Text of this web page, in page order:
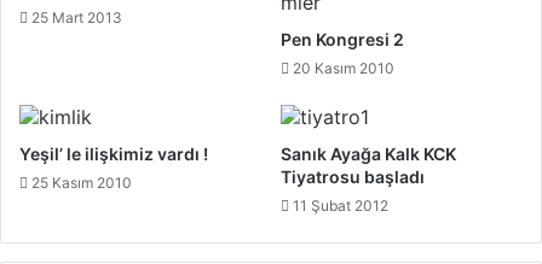
25 Mart 2013
Pen Kongresi 2
20 Kasım 2010
Yeşil’ le ilişkimiz vardı !
25 Kasım 2010
Sanık Ayağa Kalk KCK
Tiyatrosu başladı
11 Şubat 2012